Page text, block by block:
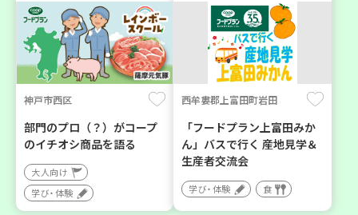
神戸市西区
部門のプロ（？）がコープ
のイチオシ商品を語る
大人向け
学び・体験
西牟婁郡上富田町岩田
「フードプラン上富田みか
ん」バスで行く 産地見学＆
生産者交流会
学び・体験 食